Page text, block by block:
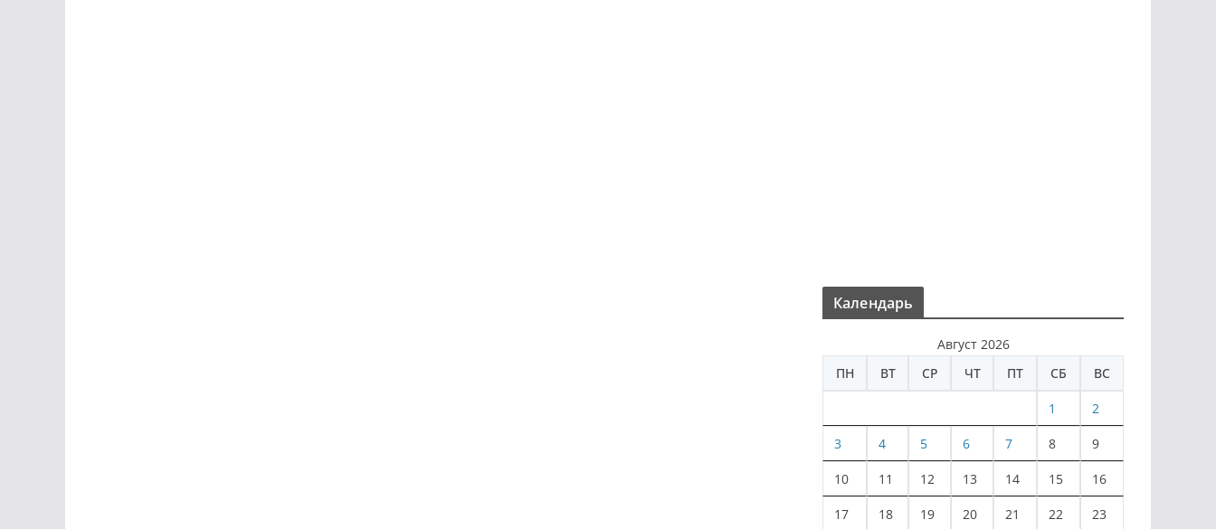
Календарь
Август 2026
ПН
ВТ СР ЧТ ПТ СБ ВС
1 2
3 4 5 6 7 8 9
10 11 12 13 14 15 16
17 18 19 20 21 22 23